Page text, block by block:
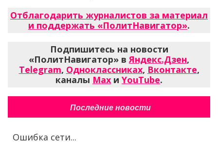
Отблагодарить журналистов за материал
и поддержать «ПолитНавигатор».
Подпишитесь на новости
«ПолитНавигатор» вЯндекс.Дзен,
Telegram, Одноклассниках, Вконтакте,
каналы Max и YouTube.
Последние новости
Ошибка сети...